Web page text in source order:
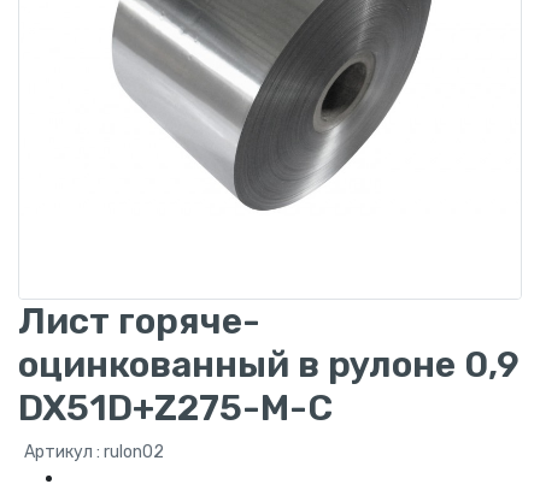
Лист горяче-
оцинкованный в рулоне 0,9
DX51D+Z275-M-C
Артикул : rulon02